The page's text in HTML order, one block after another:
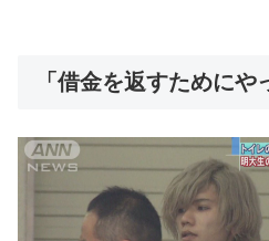
「借金を返すために